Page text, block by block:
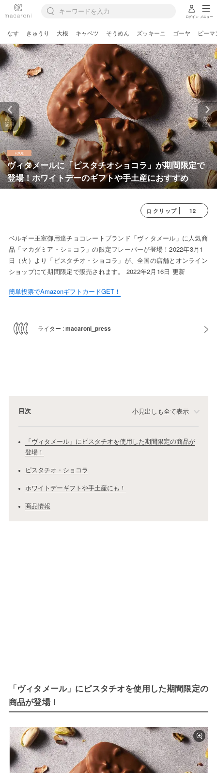
ログイン メニュー
なす きゅうり 大根 キャベツ そうめん ズッキーニ ゴーヤ ピーマ
ヴィタメールに「ピスタチオショコラ」が期間限定で
登場！ホワイトデーのギフトや手土産におすすめ
前の
記事
次の
記事
クリップ 12
ベルギー王室御用達チョコレートブランド「ヴィタメール」に人気商
品「マカダミア・ショコラ」の限定フレーバーが登場！2022年3月1
日（火）より「ピスタチオ・ショコラ」が、全国の店舗とオンライン
ショップにて期間限定で販売されます。 2022年2月16日 更新
簡単投票でAmazonギフトカードGET！
ライター :macaroni_press
目次 小見出しも全て表示
「ヴィタメール」にピスタチオを使用した期間限定の商品が
登場！
ピスタチオ・ショコラ
ホワイトデーギフトや手土産にも！
商品情報
「ヴィタメール」にピスタチオを使用した期間限定の
商品が登場！